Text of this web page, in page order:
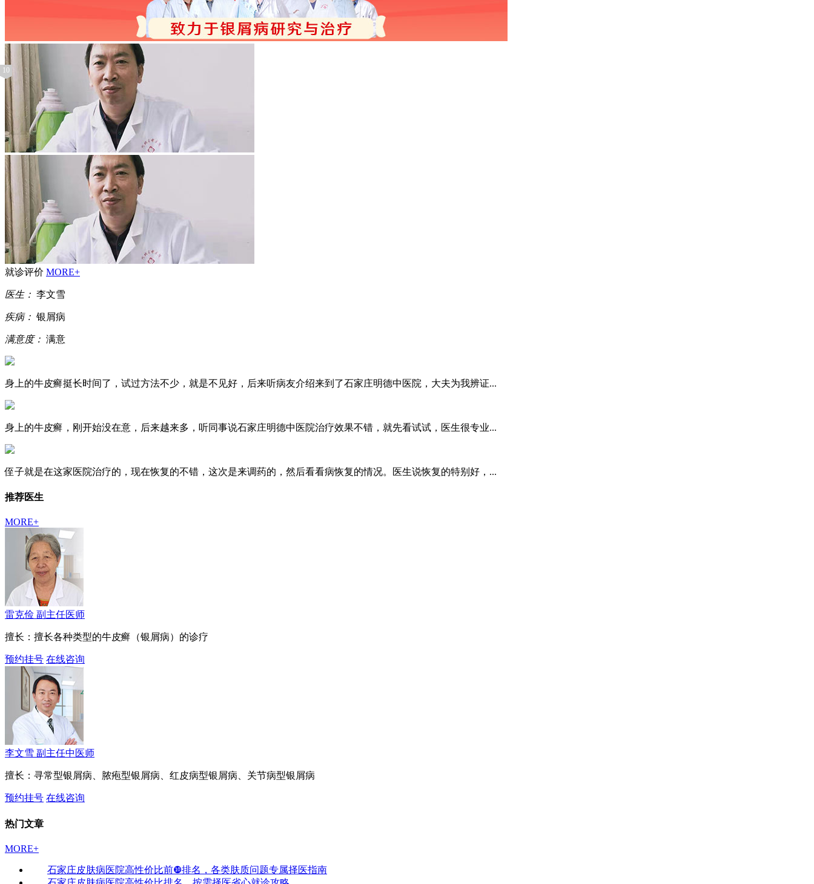
就诊评价 MORE+
医生： 李文雪
疾病： 银屑病
满意度： 满意
身上的牛皮癣挺长时间了，试过方法不少，就是不见好，后来听病友介绍来到了石家庄明德中医院，大夫为我辨证...
身上的牛皮癣，刚开始没在意，后来越来多，听同事说石家庄明德中医院治疗效果不错，就先看试试，医生很专业...
侄子就是在这家医院治疗的，现在恢复的不错，这次是来调药的，然后看看病恢复的情况。医生说恢复的特别好，...
推荐医生
MORE+
雷克俭 副主任医师
擅长：擅长各种类型的牛皮癣（银屑病）的诊疗
预约挂号 在线咨询
李文雪 副主任中医师
擅长：寻常型银屑病、脓疱型银屑病、红皮病型银屑病、关节病型银屑病
预约挂号 在线咨询
热门文章
MORE+
1
石家庄皮肤病医院高性价比前❿排名，各类肤质问题专属择医指南
23456789
10